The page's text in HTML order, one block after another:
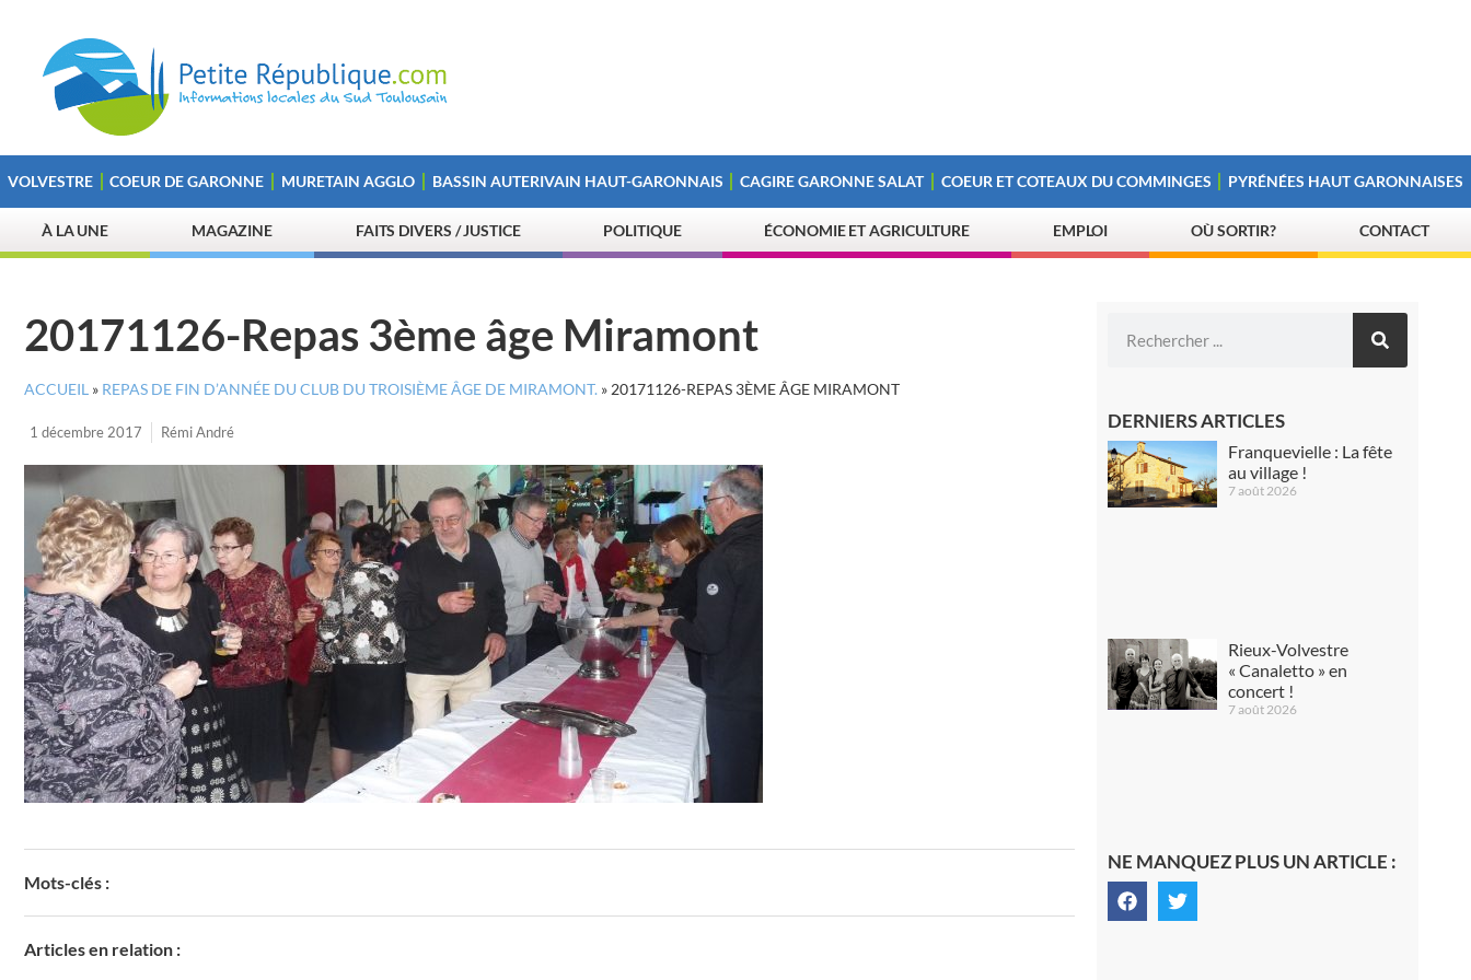
VOLVESTRE COEUR DE GARONNE MURETAIN AGGLO BASSIN AUTERIVAIN HAUT-GARONNAIS CAGIRE GARONNE SALAT COEUR ET COTEAUX DU COMMINGES PYRÉNÉES HAUT GARONNAISES
À LA UNE MAGAZINE FAITS DIVERS / JUSTICE POLITIQUE ÉCONOMIE ET AGRICULTURE EMPLOI OÙ SORTIR? CONTACT
20171126-Repas 3ème âge Miramont
ACCUEIL » REPAS DE FIN D’ANNÉE DU CLUB DU TROISIÈME ÂGE DE MIRAMONT. » 20171126-REPAS 3ÈME ÂGE MIRAMONT
1 décembre 2017 Rémi André
Mots-clés :
Articles en relation :
DERNIERS ARTICLES
Franquevielle : La fête
au village !
7 août 2026
Rieux-Volvestre
« Canaletto » en
concert !
7 août 2026
NE MANQUEZ PLUS UN ARTICLE :